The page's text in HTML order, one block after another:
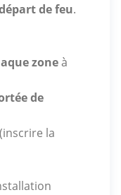
de feu.
zoneà
de
la